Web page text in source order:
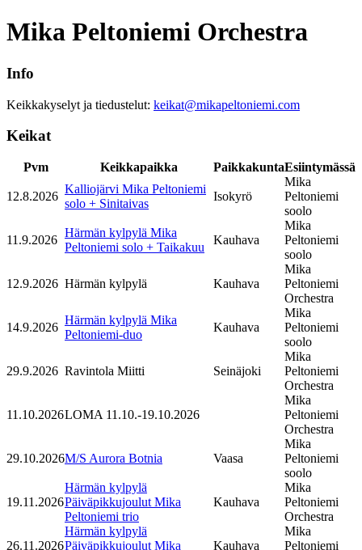
Mika Peltoniemi Orchestra
Info
Keikkakyselyt ja tiedustelut: keikat@mikapeltoniemi.com
Keikat
Pvm Keikkapaikka PaikkakuntaEsiintymässä
12.8.2026
Kalliojärvi Mika Peltoniemi
solo + Sinitaivas
Isokyrö
Mika
Peltoniemi
soolo
11.9.2026
Härmän kylpylä Mika
Peltoniemi solo + Taikakuu
Kauhava
Mika
Peltoniemi
soolo
12.9.2026 Härmän kylpylä Kauhava
Mika
Peltoniemi
Orchestra
14.9.2026
Härmän kylpylä Mika
Peltoniemi-duo
Kauhava
Mika
Peltoniemi
soolo
29.9.2026 Ravintola Miitti Seinäjoki
Mika
Peltoniemi
Orchestra
11.10.2026LOMA 11.10.-19.10.2026
Mika
Peltoniemi
Orchestra
29.10.2026M/S Aurora Botnia Vaasa
Mika
Peltoniemi
soolo
19.11.2026
Härmän kylpylä
Päiväpikkujoulut Mika
Peltoniemi trio
Kauhava
Mika
Peltoniemi
Orchestra
26.11.2026
Härmän kylpylä
Päiväpikkujoulut Mika
Kauhava
Mika
Peltoniemi